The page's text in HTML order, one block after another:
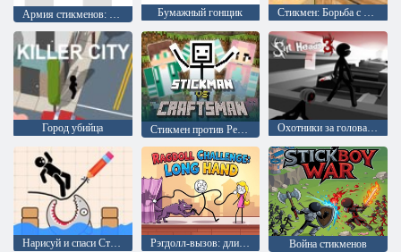
Армия стикменов: Оборона Бумажный гонщик Стикмен: Борьба с терроризмом
Город убийца Стикмен против Ремесленника Охотники за головами 3
Нарисуй и спаси Стикмена Рэгдолл-вызов: длинная рука Война стикменов